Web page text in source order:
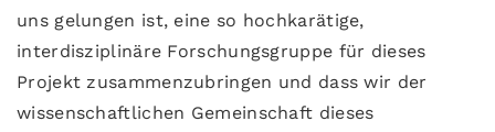
uns gelungen ist, eine so hochkarätige,
interdisziplinäre Forschungsgruppe für dieses
Projekt zusammenzubringen und dass wir der
wissenschaftlichen Gemeinschaft dieses